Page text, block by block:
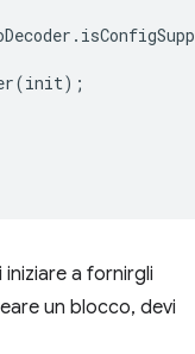
.
(init);
a fornirgli
un blocco, devi